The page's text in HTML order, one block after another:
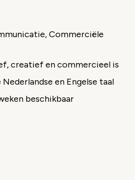
Commerciële
creatief en commercieel is
en Engelse taal
beschikbaar